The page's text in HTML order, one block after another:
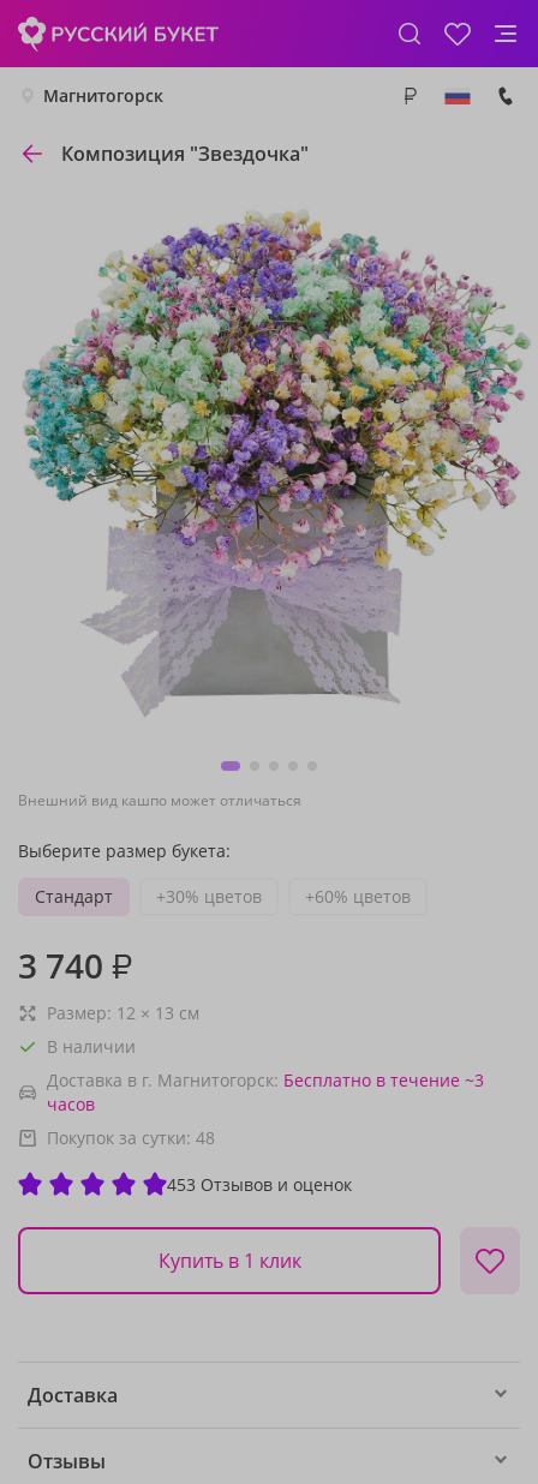
Магнитогорск
Композиция "Звездочка"
Внешний вид кашпо может отличаться
Выберите размер букета:
Стандарт
+30% цветов +60% цветов
3 740 ₽
Размер: 12 × 13 см
В наличии
Доставка в г. Магнитогорск: Бесплатно в течение ~3
часов
Покупок за сутки: 48
453 Отзывов и оценок
Купить в 1 клик
Доставка
Отзывы